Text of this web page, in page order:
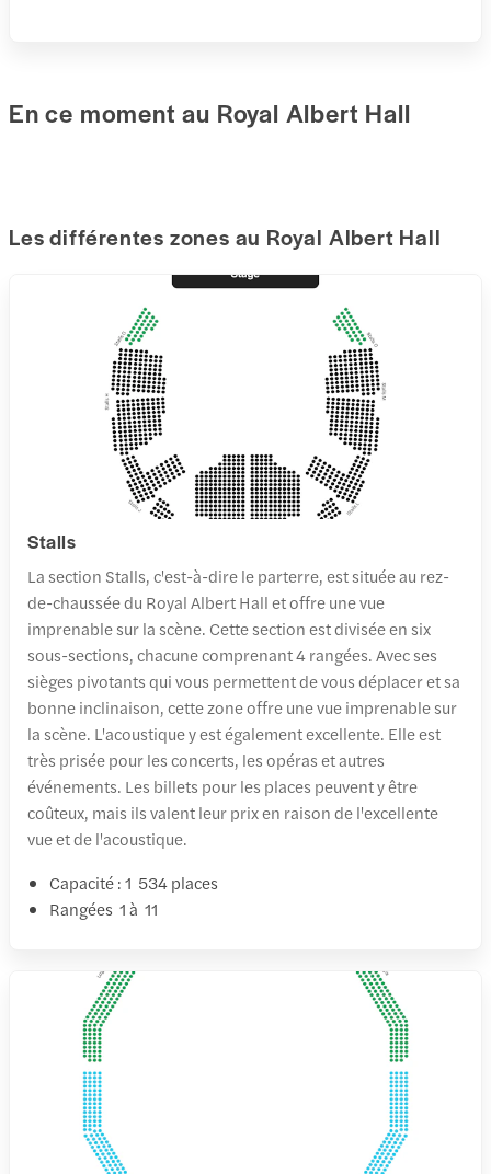
En ce moment au Royal Albert Hall
Les différentes zones au Royal Albert Hall
Stalls
La section Stalls, c'est-à-dire le parterre, est située au rez-
de-chaussée du Royal Albert Hall et offre une vue
imprenable sur la scène. Cette section est divisée en six
sous-sections, chacune comprenant 4 rangées. Avec ses
sièges pivotants qui vous permettent de vous déplacer et sa
bonne inclinaison, cette zone offre une vue imprenable sur
la scène. L'acoustique y est également excellente. Elle est
très prisée pour les concerts, les opéras et autres
événements. Les billets pour les places peuvent y être
coûteux, mais ils valent leur prix en raison de l'excellente
vue et de l'acoustique.
Capacité : 1 534 places
Rangées 1 à 11